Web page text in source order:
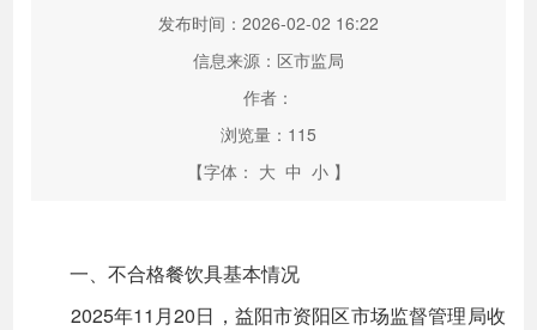
高效办成一件事发布时间：2026-02-02 16:22
信息来源：区市监局
作者：
浏览量： 115
【字体： 大 中 小 】
一、不合格餐饮具基本情况
2025年11月20日，益阳市资阳区市场监督管理局收